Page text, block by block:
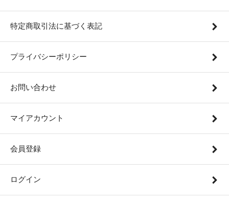
特定商取引法に基づく表記
プライバシーポリシー
お問い合わせ
マイアカウント
会員登録
ログイン